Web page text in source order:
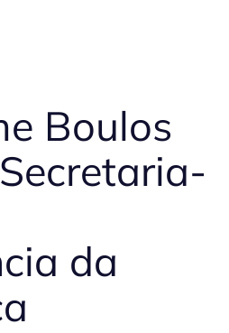
Boulos
da